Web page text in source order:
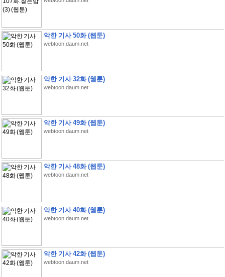
악한 기사 50화 (웹툰)
webtoon.daum.net
악한 기사 32화 (웹툰)
webtoon.daum.net
악한 기사 49화 (웹툰)
webtoon.daum.net
악한 기사 48화 (웹툰)
webtoon.daum.net
악한 기사 40화 (웹툰)
webtoon.daum.net
악한 기사 42화 (웹툰)
webtoon.daum.net